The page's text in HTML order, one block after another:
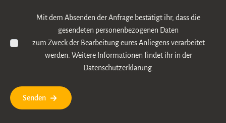
Mit dem Absenden der Anfrage bestätigt ihr, dass die
gesendeten personenbezogenen Daten
zum Zweck der Bearbeitung eures Anliegens verarbeitet
werden. Weitere Informationen findet ihr in der
Datenschutzerklärung.
Senden